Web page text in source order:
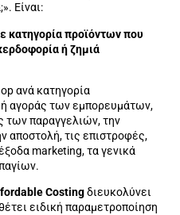
Είναι:
κατηγορία προϊόντων που
ή ζημιά
ανά κατηγορία
αγοράς των εμπορευμάτων,
των παραγγελιών, την
αποστολή, τις επιστροφές,
marketing, τα γενικά
Costingδιευκολύνει
ειδική παραμετροποίηση